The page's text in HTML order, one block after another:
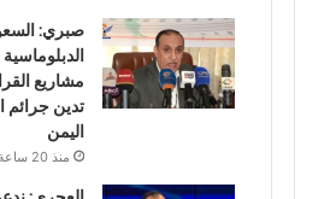
صبري:
مشاريع
تدين جرائم
اليمن
منذ 20 ساعة